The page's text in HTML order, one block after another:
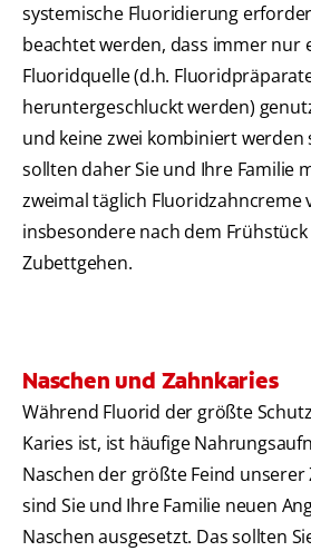
systemische Fluoridierung
beachtet werden, dass immer nur
Fluoridquelle (d.h.
heruntergeschluckt werden)
und keine zwei kombiniert werden
sollten daher Sie und Ihre Familie
zweimal täglich Fluoridzahncreme
insbesondere nach dem
Zubettgehen.
Naschen und Zahnkaries
Während Fluorid der größte
Karies ist, ist häufige
Naschen der größte Feind unserer
sind Sie und Ihre Familie neuen
Naschen ausgesetzt. Das sollten